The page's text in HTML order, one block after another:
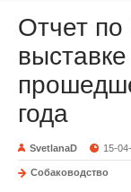
Отчет по
года
SvetlanaD 15-
Собаководство